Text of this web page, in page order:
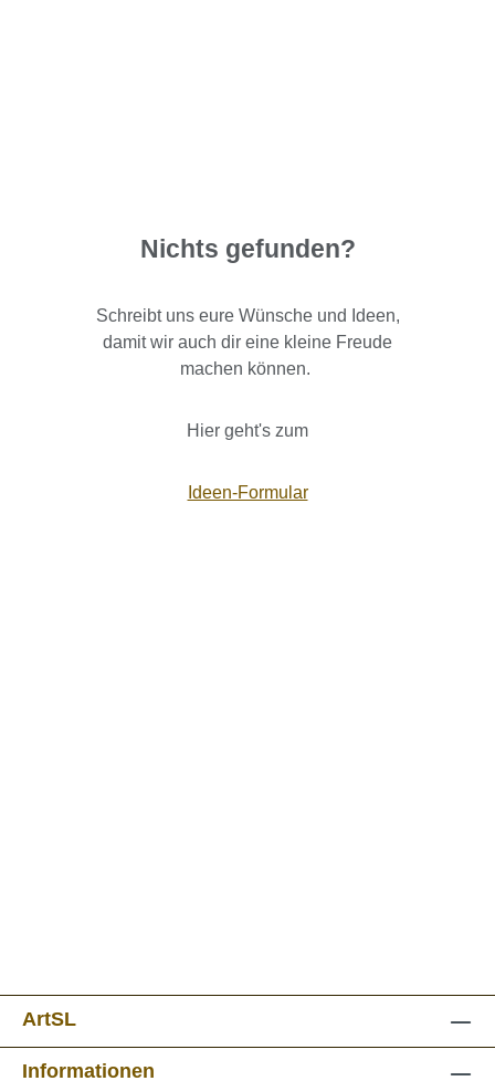
Nichts gefunden?
Schreibt uns eure Wünsche und Ideen,
damit wir auch dir eine kleine Freude
machen können.
Hier geht's zum
Ideen-Formular
ArtSL
Informationen